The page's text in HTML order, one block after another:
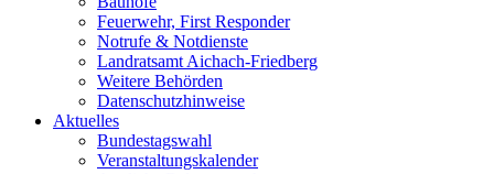
Feuerwehr, First Responder
Notrufe & Notdienste
Landratsamt Aichach-Friedberg
Weitere Behörden
Datenschutzhinweise
Aktuelles
Bundestagswahl
Veranstaltungskalender